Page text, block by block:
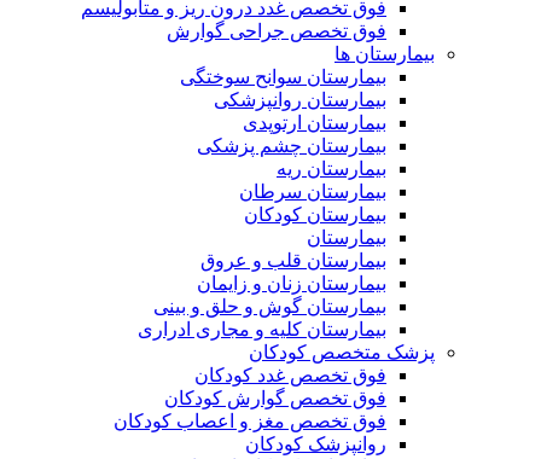
فوق تخصص غدد درون ریز و متابولیسم
فوق تخصص جراحی گوارش
بیمارستان ها
بیمارستان سوانح سوختگی
بیمارستان روانپزشکی
بیمارستان ارتوپدی
بیمارستان چشم پزشکی
بیمارستان ریه
بیمارستان سرطان
بیمارستان کودکان
بیمارستان
بیمارستان قلب و عروق
بیمارستان زنان و زایمان
بیمارستان گوش و حلق و بینی
بیمارستان کلیه و مجاری ادراری
پزشک متخصص کودکان
فوق تخصص غدد کودکان
فوق تخصص گوارش کودکان
فوق تخصص مغز و اعصاب کودکان
روانپزشک کودکان